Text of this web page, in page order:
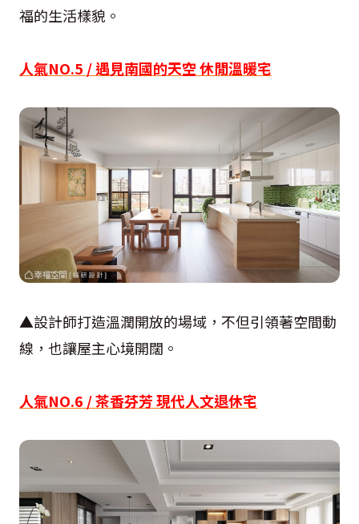
福的生活樣貌。
人氣NO.5 / 遇見南國的天空 休閒溫暖宅
▲設計師打造溫潤開放的場域，不但引領著空間動
線，也讓屋主心境開闊。
人氣NO.6 / 茶香芬芳 現代人文退休宅